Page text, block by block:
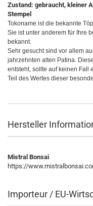
Zustand: gebraucht, kleiner
Stempel
Tokoname ist die bekannte
Sie ist unter anderem für Ihre
bekannt.
Sehr gesucht sind vor allem
jahrzehnten alten Patina.
entsteht, sollte auf keinen Fall
Teil des Wertes dieser
Hersteller
Mistral Bonsai
https://
Importeur / EU-